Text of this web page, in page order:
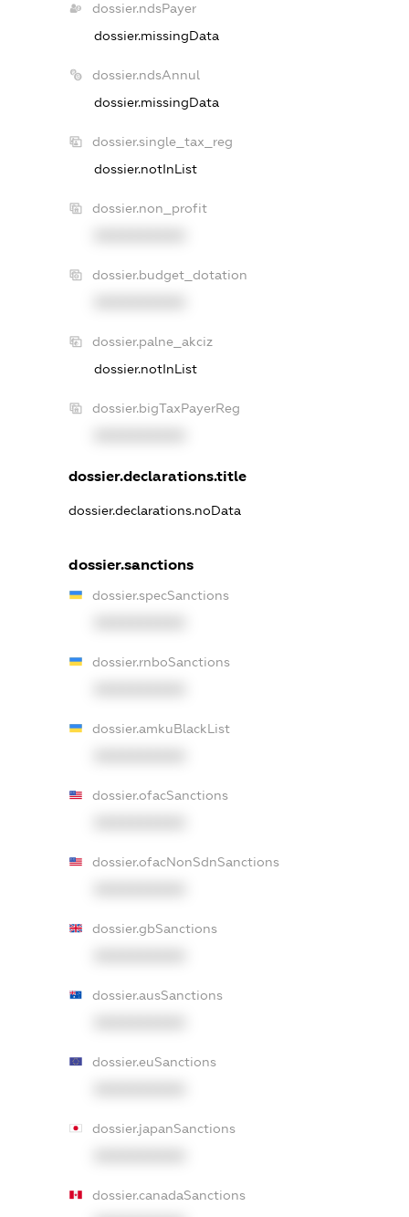
dossier.ndsPayer
dossier.missingData
dossier.ndsAnnul
dossier.missingData
dossier.single_tax_reg
dossier.notInList
dossier.non_profit
dossier.budget_dotation
dossier.palne_akciz
dossier.notInList
dossier.bigTaxPayerReg
dossier.declarations.title
dossier.declarations.noData
dossier.sanctions
dossier.specSanctions
dossier.rnboSanctions
dossier.amkuBlackList
dossier.ofacSanctions
dossier.ofacNonSdnSanctions
dossier.gbSanctions
dossier.ausSanctions
dossier.euSanctions
dossier.japanSanctions
dossier.canadaSanctions